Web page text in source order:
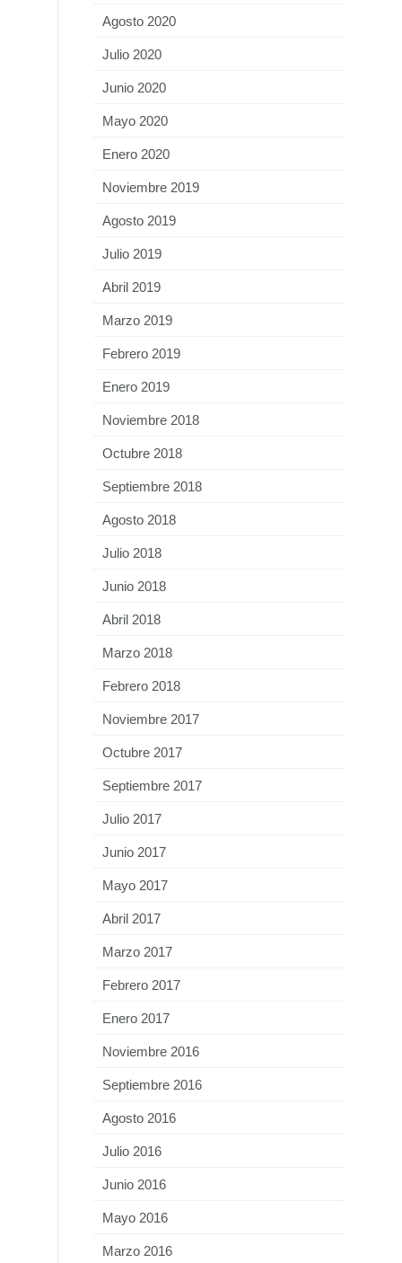
Agosto 2020
Julio 2020
Junio 2020
Mayo 2020
Enero 2020
Noviembre 2019
Agosto 2019
Julio 2019
Abril 2019
Marzo 2019
Febrero 2019
Enero 2019
Noviembre 2018
Octubre 2018
Septiembre 2018
Agosto 2018
Julio 2018
Junio 2018
Abril 2018
Marzo 2018
Febrero 2018
Noviembre 2017
Octubre 2017
Septiembre 2017
Julio 2017
Junio 2017
Mayo 2017
Abril 2017
Marzo 2017
Febrero 2017
Enero 2017
Noviembre 2016
Septiembre 2016
Agosto 2016
Julio 2016
Junio 2016
Mayo 2016
Marzo 2016